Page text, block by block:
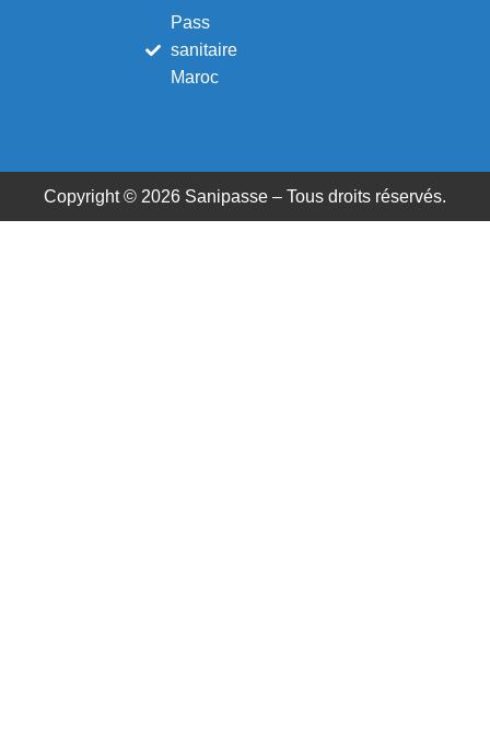
Pass
sanitaire
Maroc
Copyright © 2026 Sanipasse – Tous droits réservés.